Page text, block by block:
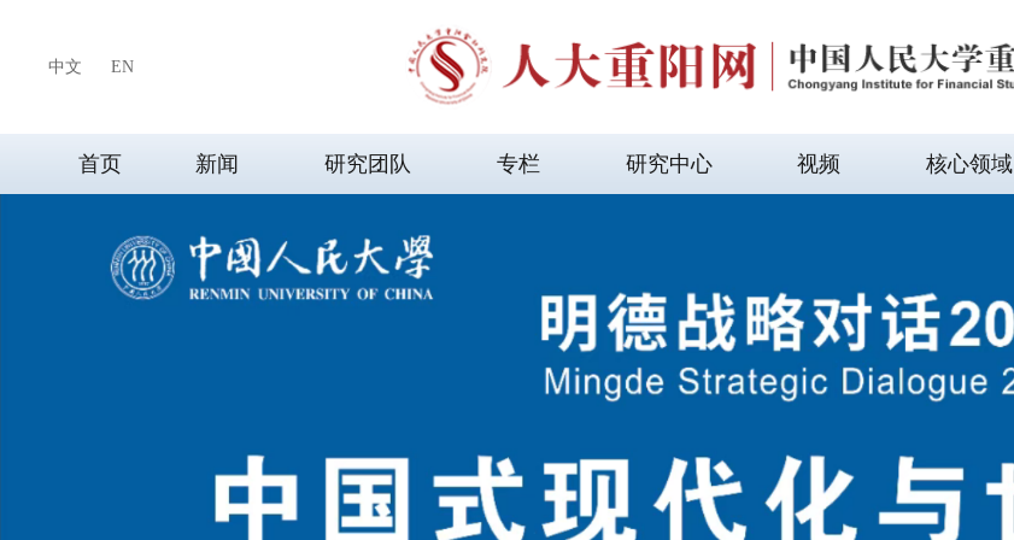
中文 EN
首页 新闻 研究团队 专栏 研究中心 视频 核心领域